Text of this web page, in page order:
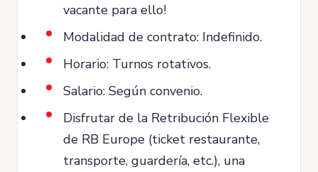
vacante para ello!
Modalidad de contrato: Indefinido.
Horario: Turnos rotativos.
Salario: Según convenio.
Disfrutar de la Retribución Flexible
de RB Europe (ticket restaurante,
transporte, guardería, etc.), una